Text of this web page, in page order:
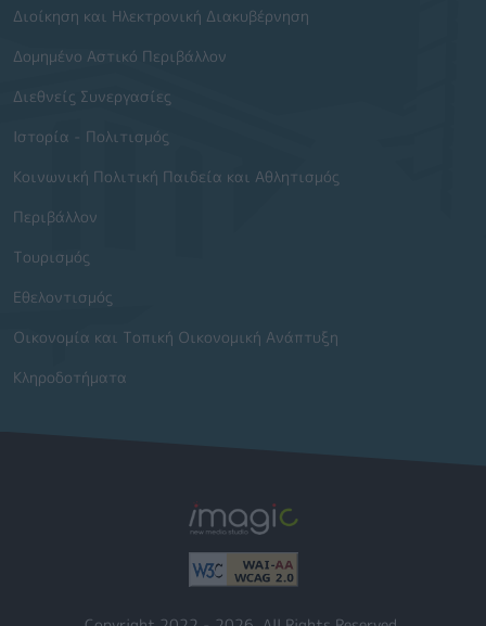
Διοίκηση και Ηλεκτρονική Διακυβέρνηση
Δομημένο Αστικό Περιβάλλον
Διεθνείς Συνεργασίες
Ιστορία - Πολιτισμός
Κοινωνική Πολιτική Παιδεία και Αθλητισμός
Περιβάλλον
Τουρισμός
Εθελοντισμός
Οικονομία και Τοπική Οικονομική Ανάπτυξη
Κληροδοτήματα